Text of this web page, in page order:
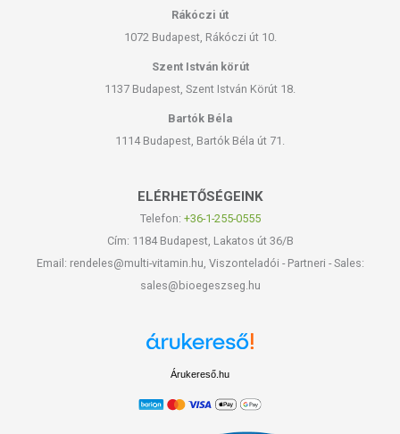
Rákóczi út
1072 Budapest, Rákóczi út 10.
Szent István körút
1137 Budapest, Szent István Körút 18.
Bartók Béla
1114 Budapest, Bartók Béla út 71.
ELÉRHETŐSÉGEINK
Telefon: +36-1-255-0555
Cím: 1184 Budapest, Lakatos út 36/B
Email: rendeles@multi-vitamin.hu, Viszonteladói - Partneri - Sales:
sales@bioegeszseg.hu
Árukereső.hu